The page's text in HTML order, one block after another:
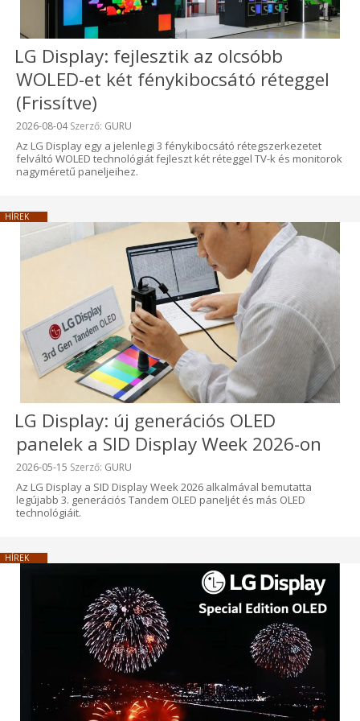
LG Display: fejlesztik az olcsóbb
WOLED-et két fénykibocsátó réteggel
(Frissítve)
Beküldve:
2026-08-04Szerző: GURU
Az LG Display egy a jelenlegi 3 fénykibocsátó rétegszerkezetet
felváltó WOLED technológiát fejleszt két réteggel TV-k és monitorok
nagyméretű paneljeihez.
HÍREK
LG Display: új generációs OLED
panelek a SID Display Week 2026-on
Beküldve:
2026-05-15 Szerző: GURU
Az LG Display a SID Display Week 2026 alkalmával bemutatta
legújabb 3. generációs Tandem OLED paneljét és más OLED
technológiáit.
HÍREK